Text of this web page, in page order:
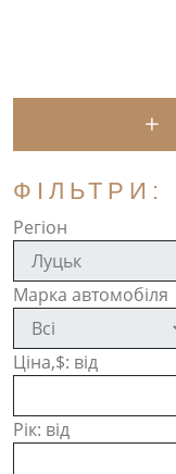
ФІЛЬТРИ:
Регіон
Марка автомобіля
Ціна,$: від
Рік: від